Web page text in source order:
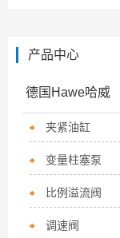
产品中心
德国Hawe哈威
夹紧油缸
变量柱塞泵
比例溢流阀
调速阀